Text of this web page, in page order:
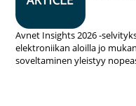
Avnet Insights 2026 -
elektroniikan aloilla jo
soveltaminen yleistyy